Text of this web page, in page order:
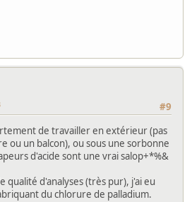
#9
de travailler en extérieur (pas
ou un balcon), ou sous une sorbonne
d'acide sont une vrai salop+*%&
qualité d'analyses (très pur), j'ai eu
du chlorure de palladium.